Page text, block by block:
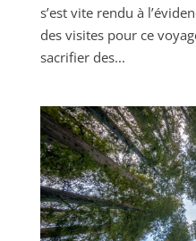
s’est vite rendu à
des visites pour ce
sacrifier des...